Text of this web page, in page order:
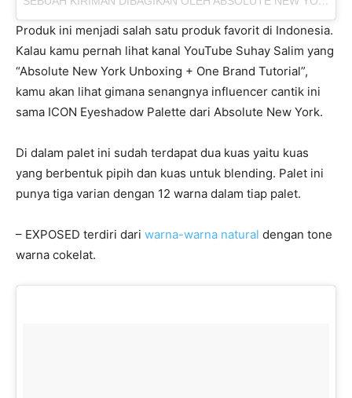
Produk ini menjadi salah satu produk favorit di Indonesia.
Kalau kamu pernah lihat kanal YouTube Suhay Salim yang
“Absolute New York Unboxing + One Brand Tutorial”,
kamu akan lihat gimana senangnya influencer cantik ini
sama ICON Eyeshadow Palette dari Absolute New York.
Di dalam palet ini sudah terdapat dua kuas yaitu kuas
yang berbentuk pipih dan kuas untuk blending. Palet ini
punya tiga varian dengan 12 warna dalam tiap palet.
– EXPOSED terdiri dari warna-warna natural dengan tone
warna cokelat.